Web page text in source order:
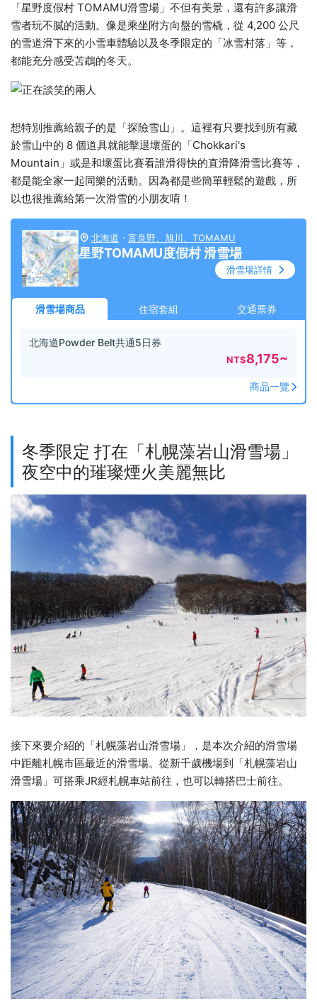
「星野度假村 TOMAMU滑雪場」不但有美景，還有許多讓滑
雪者玩不膩的活動。像是乘坐附方向盤的雪橇，從 4,200 公尺
的雪道滑下來的小雪車體驗以及冬季限定的「冰雪村落」等，
都能充分感受苫鵡的冬天。
想特別推薦給親子的是「探險雪山」。這裡有只要找到所有藏
於雪山中的 8 個道具就能擊退壞蛋的「Chokkari's
Mountain」或是和壞蛋比賽看誰滑得快的直滑降滑雪比賽等，
都是能全家一起同樂的活動。因為都是些簡單輕鬆的遊戲，所
以也很推薦給第一次滑雪的小朋友唷！
北海道 ・ 富良野、旭川、TOMAMU
星野TOMAMU度假村 滑雪場
滑雪場詳情
滑雪場商品 住宿套組 交通票券
北海道Powder Belt共通5日券
NT$8,175~
商品一覽
冬季限定 打在「札幌藻岩山滑雪場」
夜空中的璀璨煙火美麗無比
接下來要介紹的「札幌藻岩山滑雪場」，是本次介紹的滑雪場
中距離札幌市區最近的滑雪場。從新千歲機場到「札幌藻岩山
滑雪場」可搭乘JR經札幌車站前往，也可以轉搭巴士前往。